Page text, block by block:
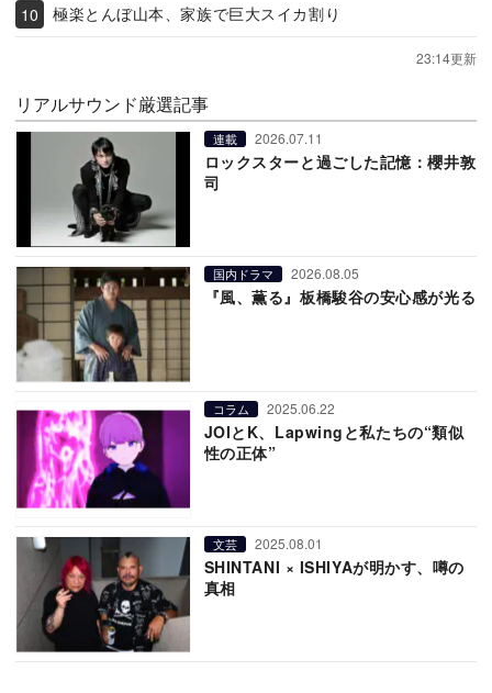
極楽とんぼ山本、家族で巨大スイカ割り
23:14更新
リアルサウンド厳選記事
連載 2026.07.11
ロックスターと過ごした記憶：櫻井敦
司
国内ドラマ 2026.08.05
『風、薫る』板橋駿谷の安心感が光る
コラム 2025.06.22
JOIとK、Lapwingと私たちの“類似
性の正体”
文芸 2025.08.01
SHINTANI × ISHIYAが明かす、噂の
真相